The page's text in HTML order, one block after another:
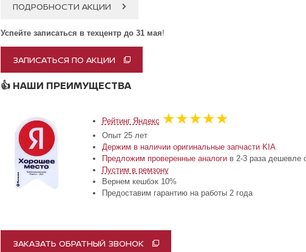
ПОДРОБНОСТИ АКЦИИ
Успейте записаться в техцентр до 31 мая!
ЗАПИСАТЬСЯ ПО АКЦИИ
👍 НАШИ ПРЕИМУЩЕСТВА
Рейтинг Яндекс ★★★★★
Опыт 25 лет
Держим в наличии оригинальные запчасти KIA
Предложим проверенные аналогив 2-3 раза дешевле
Пустим в ремзону
Вернем кешбэк 10%
Предоставим гарантию на работы 2 года
ЗАКАЗАТЬ ОБРАТНЫЙ ЗВОНОК